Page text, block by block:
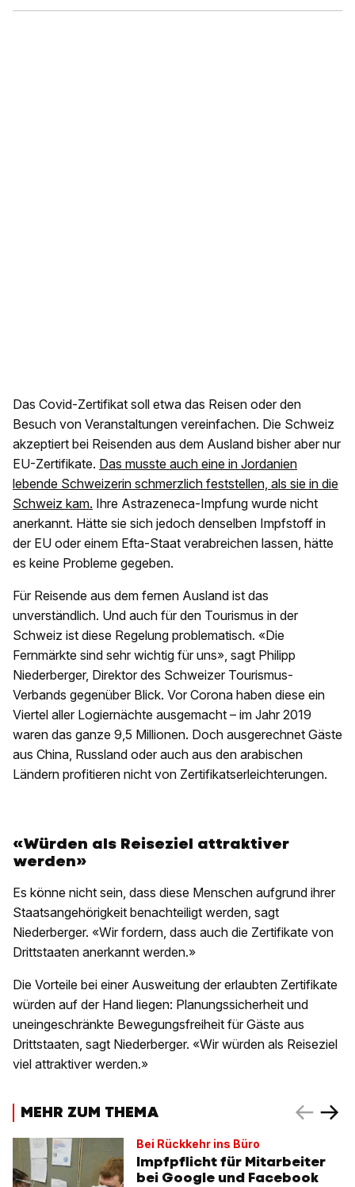
Das Covid-Zertifikat soll etwa das Reisen oder den
Besuch von Veranstaltungen vereinfachen. Die Schweiz
akzeptiert bei Reisenden aus dem Ausland bisher aber nur
EU-Zertifikate. Das musste auch eine in Jordanien
lebende Schweizerin schmerzlich feststellen, als sie in die
Schweiz kam. Ihre Astrazeneca-Impfung wurde nicht
anerkannt. Hätte sie sich jedoch denselben Impfstoff in
der EU oder einem Efta-Staat verabreichen lassen, hätte
es keine Probleme gegeben.
Für Reisende aus dem fernen Ausland ist das
unverständlich. Und auch für den Tourismus in der
Schweiz ist diese Regelung problematisch. «Die
Fernmärkte sind sehr wichtig für uns», sagt Philipp
Niederberger, Direktor des Schweizer Tourismus-
Verbands gegenüber Blick. Vor Corona haben diese ein
Viertel aller Logiernächte ausgemacht – im Jahr 2019
waren das ganze 9,5 Millionen. Doch ausgerechnet Gäste
aus China, Russland oder auch aus den arabischen
Ländern profitieren nicht von Zertifikatserleichterungen.
«Würden als Reiseziel attraktiver
werden»
Es könne nicht sein, dass diese Menschen aufgrund ihrer
Staatsangehörigkeit benachteiligt werden, sagt
Niederberger. «Wir fordern, dass auch die Zertifikate von
Drittstaaten anerkannt werden.»
Die Vorteile bei einer Ausweitung der erlaubten Zertifikate
würden auf der Hand liegen: Planungssicherheit und
uneingeschränkte Bewegungsfreiheit für Gäste aus
Drittstaaten, sagt Niederberger. «Wir würden als Reiseziel
viel attraktiver werden.»
MEHR ZUM THEMA
Bei Rückkehr ins Büro
Impfpflicht für Mitarbeiter
bei Google und Facebook